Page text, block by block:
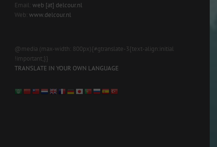
Email: web [at] delcour.nl
Web: www.delcour.nl
@media (max-width: 800px){#gtranslate-3{text-align:initial
!important;}}
TRANSLATE IN YOUR OWN LANGUAGE